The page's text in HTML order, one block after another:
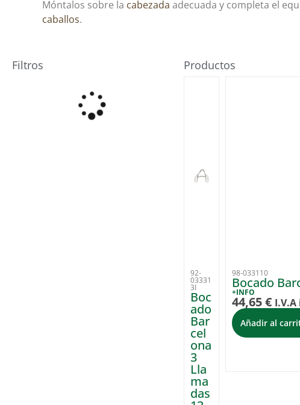
Móntalos sobre la cabezada adecuada y completa el
caballos.
Filtros Productos
92-
03331
3I
Boc
ado
Bar
cel
ona
3
Lla
ma
das
98-033110
Bocado
+INFO
44,65€
Añadir al